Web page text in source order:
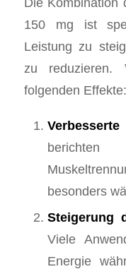
150 mg ist
Leistung zu
zu reduzieren.
folgenden Effekte:
besonders
Steigerung
Viele
Energie